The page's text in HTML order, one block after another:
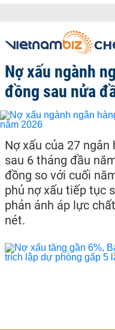
Nợ xấu ngành
đồng sau nửa
Nợ xấu của 27
sau 6 tháng đầu
đồng so với cuối
phủ nợ xấu tiếp tục
phản ánh áp lực
nét.